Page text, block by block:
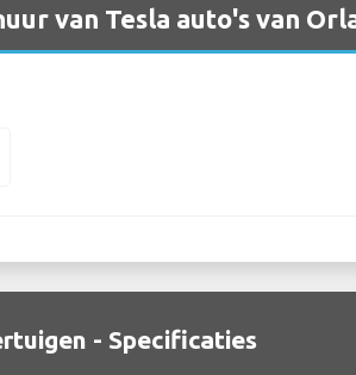
van Tesla auto's van
- Specificaties